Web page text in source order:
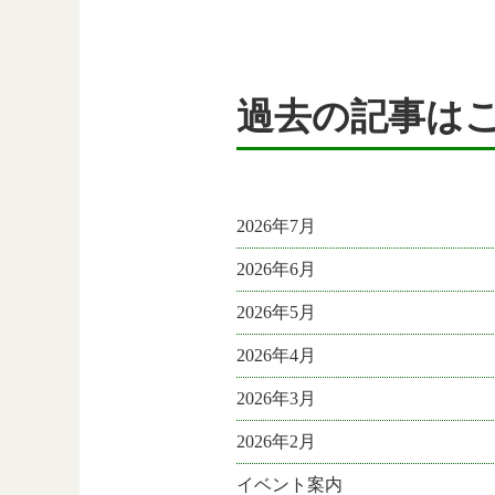
過去の記事は
2026年7月
2026年6月
2026年5月
2026年4月
2026年3月
2026年2月
イベント案内